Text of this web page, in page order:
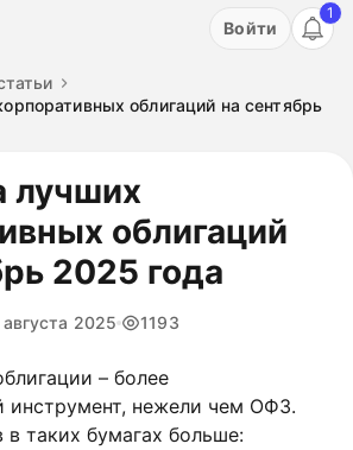
пробный период на 3 дня!
Войти
1
облигаций на сентябрь
лучших
облигаций
2025 года
2025 1193
– более
инструмент, нежели чем ОФЗ.
таких бумагах больше: